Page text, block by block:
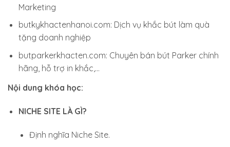
Marketing
butkykhactenhanoi.com: Dịch vụ khắc bút làm quà
tặng doanh nghiệp
butparkerkhacten.com: Chuyên bán bút Parker chính
hãng, hỗ trợ in khắc,…
Nội dung khóa học:
NICHE SITE LÀ GÌ?
Định nghĩa Niche Site.